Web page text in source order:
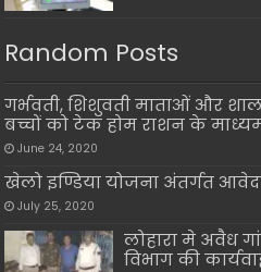
Random Posts
गर्भवती, शिशुवती माताओं और
बच्चों को टेक होम राशन के
June 24, 2020
खेलो इण्डिया योजना अंतर्गत
July 25, 2020
लोहारा मे अवैध
विभाग की